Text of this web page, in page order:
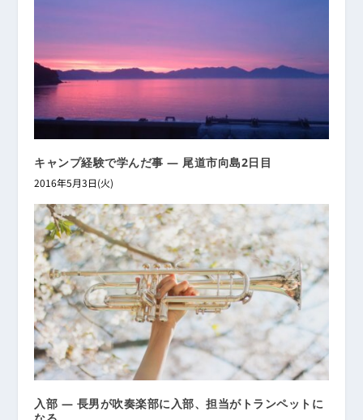
キャンプ経験で学んだ事 ― 尾道市向島2日目
2016年5月3日(火)
入部 ― 長男が吹奏楽部に入部、担当がトランペットに